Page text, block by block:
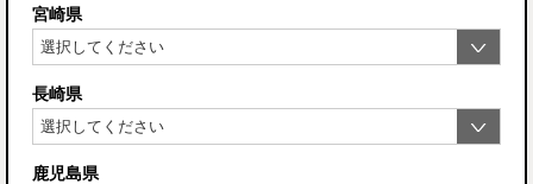
宮崎県
長崎県
鹿児島県